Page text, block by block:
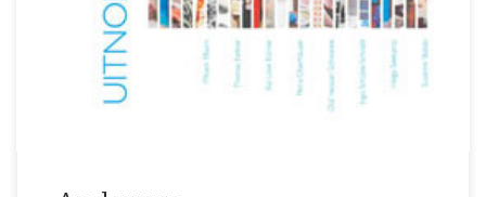
2. Februar – 14. März 2013